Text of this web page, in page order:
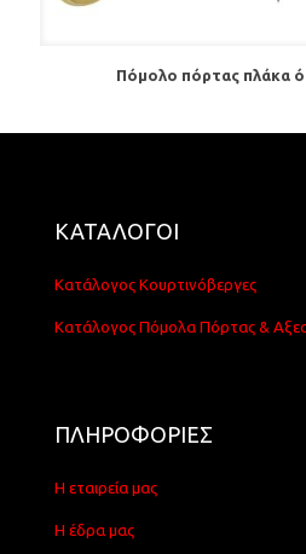
Πόμολο πόρτας πλάκα
ΚΑΤΑΛΟΓΟΙ
Κατάλογος Κουρτινόβεργες
Κατάλογος Πόμολα Πόρτας &
ΠΛΗΡΟΦΟΡΙΕΣ
Η εταιρεία μας
Η έδρα μας